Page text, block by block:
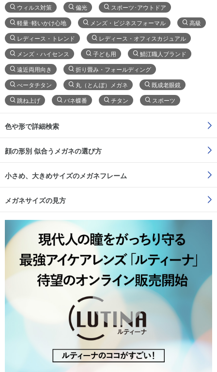
ウィルス対策 偏光 スポーツ･アウトドア
軽量･軽いかけ心地 メンズ・ビジネスフォーマル 高級
レディース・トレンド レディース・オフィスカジュアル
メンズ・ハイセンス 子ども用 鯖江職人ブランド
遠近両用向き 折り畳み・フォールディング
べータチタン 丸（とんぼ）メガネ 既成老眼鏡
跳ね上げ バネ蝶番 チタン スポーツ
色や形で詳細検索
顔の形別 似合うメガネの選び方
小さめ、大きめサイズのメガネフレーム
メガネサイズの見方